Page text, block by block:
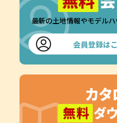
最新の土地情報やモデル
会員登録は